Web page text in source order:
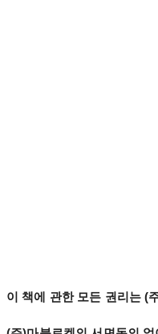
이 책에 관한 모든 권리는 (